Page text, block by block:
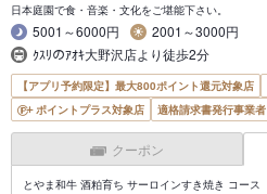
日本庭園で食・音楽・文化をご堪能下さい。
5001～6000円
2001～3000円
ｸｽﾘのｱｵｷ大野沢店より徒歩2分
【アプリ予約限定】最大800ポイント還元対象店
ポイントプラス対象店
適格請求書発行事業者
クーポン
とやま和牛 酒粕育ち サーロインすき焼き コース